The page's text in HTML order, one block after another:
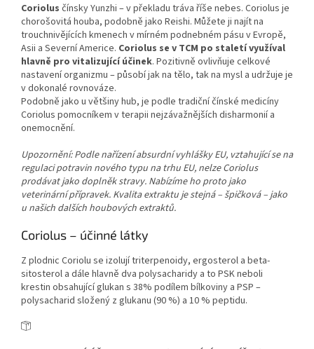
Coriolus čínsky Yunzhi – v překladu tráva říše nebes. Coriolus je
chorošovitá houba, podobně jako Reishi. Můžete ji najít na
trouchnivějících kmenech v mírném podnebném pásu v Evropě,
Asii a Severní Americe. Coriolus se v TCM po staletí využíval
hlavně pro vitalizující účinek. Pozitivně ovlivňuje celkové
nastavení organizmu – působí jak na tělo, tak na mysl a udržuje je
v dokonalé rovnováze.
Podobně jako u většiny hub, je podle tradiční čínské medicíny
Coriolus pomocníkem v terapii nejzávažnějších disharmonií a
onemocnění.
Upozornění: Podle nařízení absurdní vyhlášky EU, vztahující se na
regulaci potravin nového typu na trhu EU, nelze Coriolus
prodávat jako doplněk stravy. Nabízíme ho proto jako
veterinární přípravek. Kvalita extraktu je stejná – špičková – jako
u našich dalších houbových extraktů.
Coriolus – účinné látky
Z plodnic Coriolu se izolují triterpenoidy, ergosterol a beta-
sitosterol a dále hlavně dva polysacharidy a to PSK neboli
krestin obsahující glukan s 38% podílem bílkoviny a PSP –
polysacharid složený z glukanu (90 %) a 10 % peptidu.